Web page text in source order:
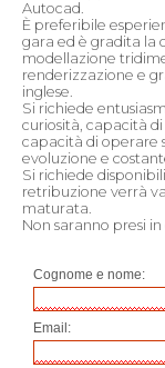
Autocad.
È preferibile
gara ed è gradita la
modellazione
renderizzazione e
inglese.
Si richiede
curiosità, capacità
capacità di operare
evoluzione e
Si richiede
retribuzione verrà
maturata.
Non saranno presi
Cognome e nome:
Email: